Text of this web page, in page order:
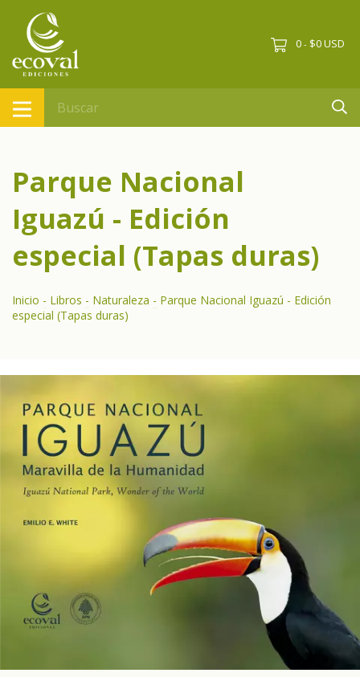
0 - $0 USD
Parque Nacional
Iguazú - Edición
especial (Tapas duras)
Inicio - Libros - Naturaleza - Parque Nacional Iguazú - Edición
especial (Tapas duras)